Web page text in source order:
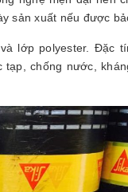
sản xuất nếu được
lớp polyester. Đặc
chống nước,